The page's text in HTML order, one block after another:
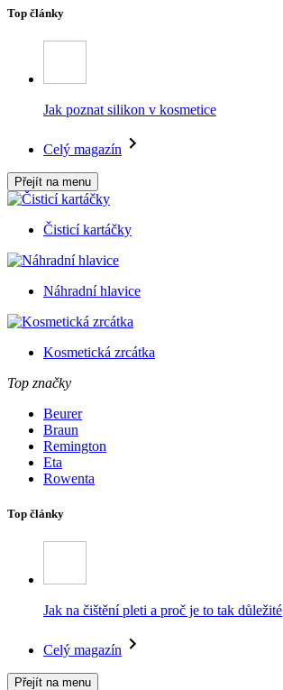
Top články
Jak poznat silikon v kosmetice
Celý magazín
Přejít na menu
Čisticí kartáčky
Náhradní hlavice
Kosmetická zrcátka
Top značky
Beurer
Braun
Remington
Eta
Rowenta
Top články
Jak na čištění pleti a proč je to tak důležité
Celý magazín
Přejít na menu